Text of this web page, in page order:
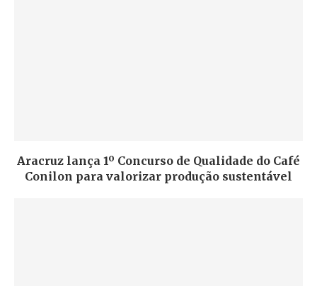
Aracruz lança 1º Concurso de Qualidade do Café
Conilon para valorizar produção sustentável